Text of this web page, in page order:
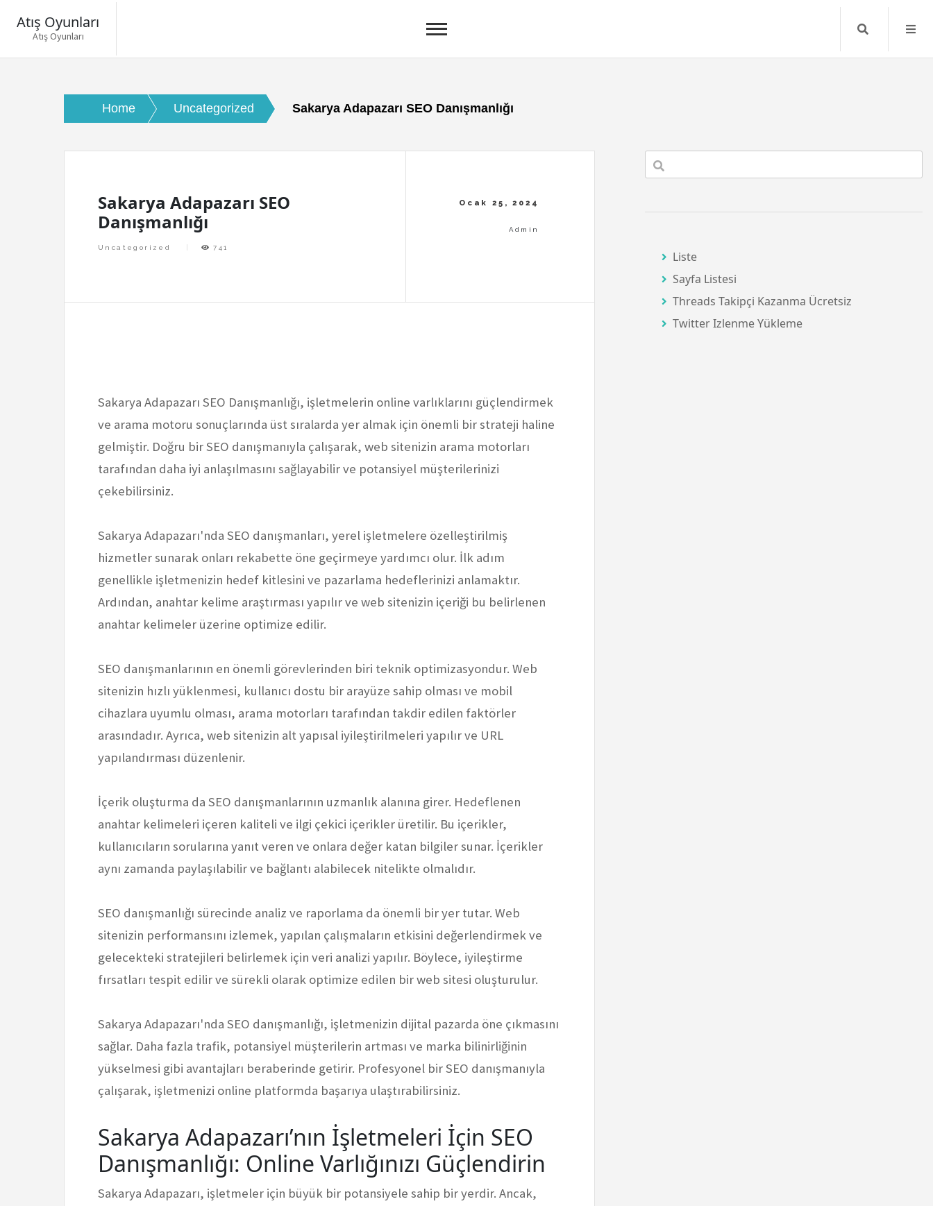
Atış Oyunları
Atış Oyunları Search
Home Uncategorized Sakarya Adapazarı SEO Danışmanlığı
Sakarya Adapazarı SEO
Danışmanlığı
Uncategorized 741
Sakarya Adapazarı SEO Danışmanlığı, işletmelerin online varlıklarını güçlendirmek
ve arama motoru sonuçlarında üst sıralarda yer almak için önemli bir strateji haline
gelmiştir. Doğru bir SEO danışmanıyla çalışarak, web sitenizin arama motorları
tarafından daha iyi anlaşılmasını sağlayabilir ve potansiyel müşterilerinizi
çekebilirsiniz.
Sakarya Adapazarı'nda SEO danışmanları, yerel işletmelere özelleştirilmiş
hizmetler sunarak onları rekabette öne geçirmeye yardımcı olur. İlk adım
genellikle işletmenizin hedef kitlesini ve pazarlama hedeflerinizi anlamaktır.
Ardından, anahtar kelime araştırması yapılır ve web sitenizin içeriği bu belirlenen
anahtar kelimeler üzerine optimize edilir.
SEO danışmanlarının en önemli görevlerinden biri teknik optimizasyondur. Web
sitenizin hızlı yüklenmesi, kullanıcı dostu bir arayüze sahip olması ve mobil
cihazlara uyumlu olması, arama motorları tarafından takdir edilen faktörler
arasındadır. Ayrıca, web sitenizin alt yapısal iyileştirilmeleri yapılır ve URL
yapılandırması düzenlenir.
İçerik oluşturma da SEO danışmanlarının uzmanlık alanına girer. Hedeflenen
anahtar kelimeleri içeren kaliteli ve ilgi çekici içerikler üretilir. Bu içerikler,
kullanıcıların sorularına yanıt veren ve onlara değer katan bilgiler sunar. İçerikler
aynı zamanda paylaşılabilir ve bağlantı alabilecek nitelikte olmalıdır.
SEO danışmanlığı sürecinde analiz ve raporlama da önemli bir yer tutar. Web
sitenizin performansını izlemek, yapılan çalışmaların etkisini değerlendirmek ve
gelecekteki stratejileri belirlemek için veri analizi yapılır. Böylece, iyileştirme
fırsatları tespit edilir ve sürekli olarak optimize edilen bir web sitesi oluşturulur.
Sakarya Adapazarı'nda SEO danışmanlığı, işletmenizin dijital pazarda öne çıkmasını
sağlar. Daha fazla trafik, potansiyel müşterilerin artması ve marka bilinirliğinin
yükselmesi gibi avantajları beraberinde getirir. Profesyonel bir SEO danışmanıyla
çalışarak, işletmenizi online platformda başarıya ulaştırabilirsiniz.
Sakarya Adapazarı’nın İşletmeleri İçin SEO
Danışmanlığı: Online Varlığınızı Güçlendirin
Sakarya Adapazarı, işletmeler için büyük bir potansiyele sahip bir yerdir. Ancak,
Liste
Sayfa Listesi
Threads Takipçi Kazanma Ücretsiz
Twitter Izlenme Yükleme